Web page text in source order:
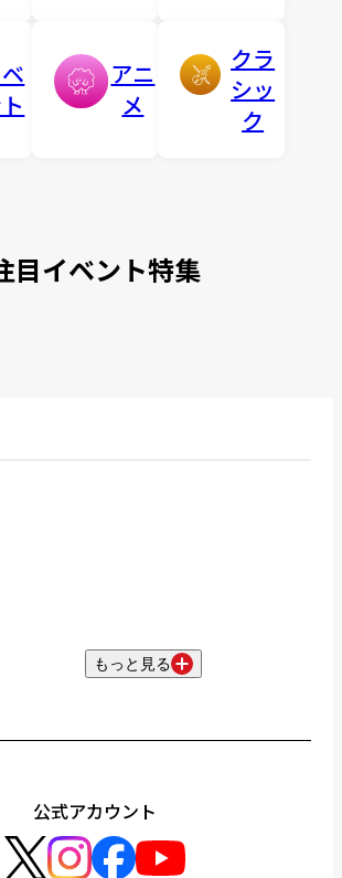
アニ
メ
クラ
シッ
ク
目イベント特集
もっと見る
公式アカウント